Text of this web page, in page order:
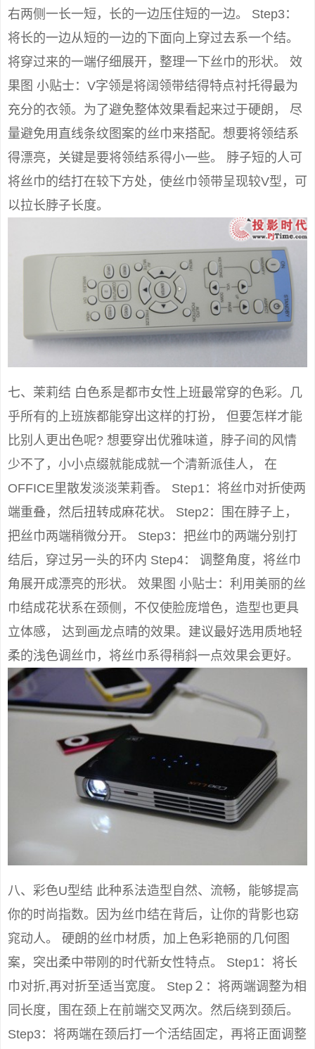
右两侧一长一短，长的一边压住短的一边。 Step3：
将长的一边从短的一边的下面向上穿过去系一个结。
将穿过来的一端仔细展开，整理一下丝巾的形状。 效
果图 小贴士：V字领是将阔领带结得特点衬托得最为
充分的衣领。为了避免整体效果看起来过于硬朗， 尽
量避免用直线条纹图案的丝巾来搭配。想要将领结系
得漂亮，关键是要将领结系得小一些。 脖子短的人可
将丝巾的结打在较下方处，使丝巾领带呈现较V型，可
以拉长脖子长度。
七、茉莉结 白色系是都市女性上班最常穿的色彩。几
乎所有的上班族都能穿出这样的打扮， 但要怎样才能
比别人更出色呢? 想要穿出优雅味道，脖子间的风情
少不了，小小点缀就能成就一个清新派佳人， 在
OFFICE里散发淡淡茉莉香。 Step1：将丝巾对折使两
端重叠，然后扭转成麻花状。 Step2：围在脖子上，
把丝巾两端稍微分开。 Step3：把丝巾的两端分别打
结后，穿过另一头的环内 Step4： 调整角度，将丝巾
角展开成漂亮的形状。 效果图 小贴士：利用美丽的丝
巾结成花状系在颈侧，不仅使脸庞增色，造型也更具
立体感， 达到画龙点晴的效果。建议最好选用质地轻
柔的浅色调丝巾，将丝巾系得稍斜一点效果会更好。
八、彩色U型结 此种系法造型自然、流畅，能够提高
你的时尚指数。因为丝巾结在背后，让你的背影也窈
窕动人。 硬朗的丝巾材质，加上色彩艳丽的几何图
案，突出柔中带刚的时代新女性特点。 Step1：将长
巾对折,再对折至适当宽度。 Step２：将两端调整为相
同长度，围在颈上在前端交叉两次。然后绕到颈后。
Step3：将两端在颈后打一个活结固定，再将正面调整